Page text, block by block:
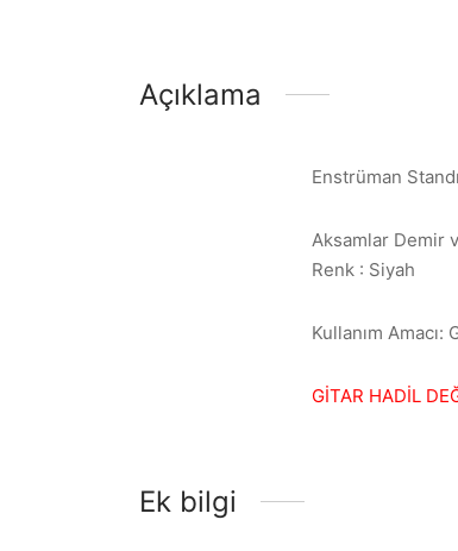
Açıklama
Enstrüman
Aksamlar Demir
Renk : Siyah
Kullanım
GİTAR HADİL
Ek bilgi